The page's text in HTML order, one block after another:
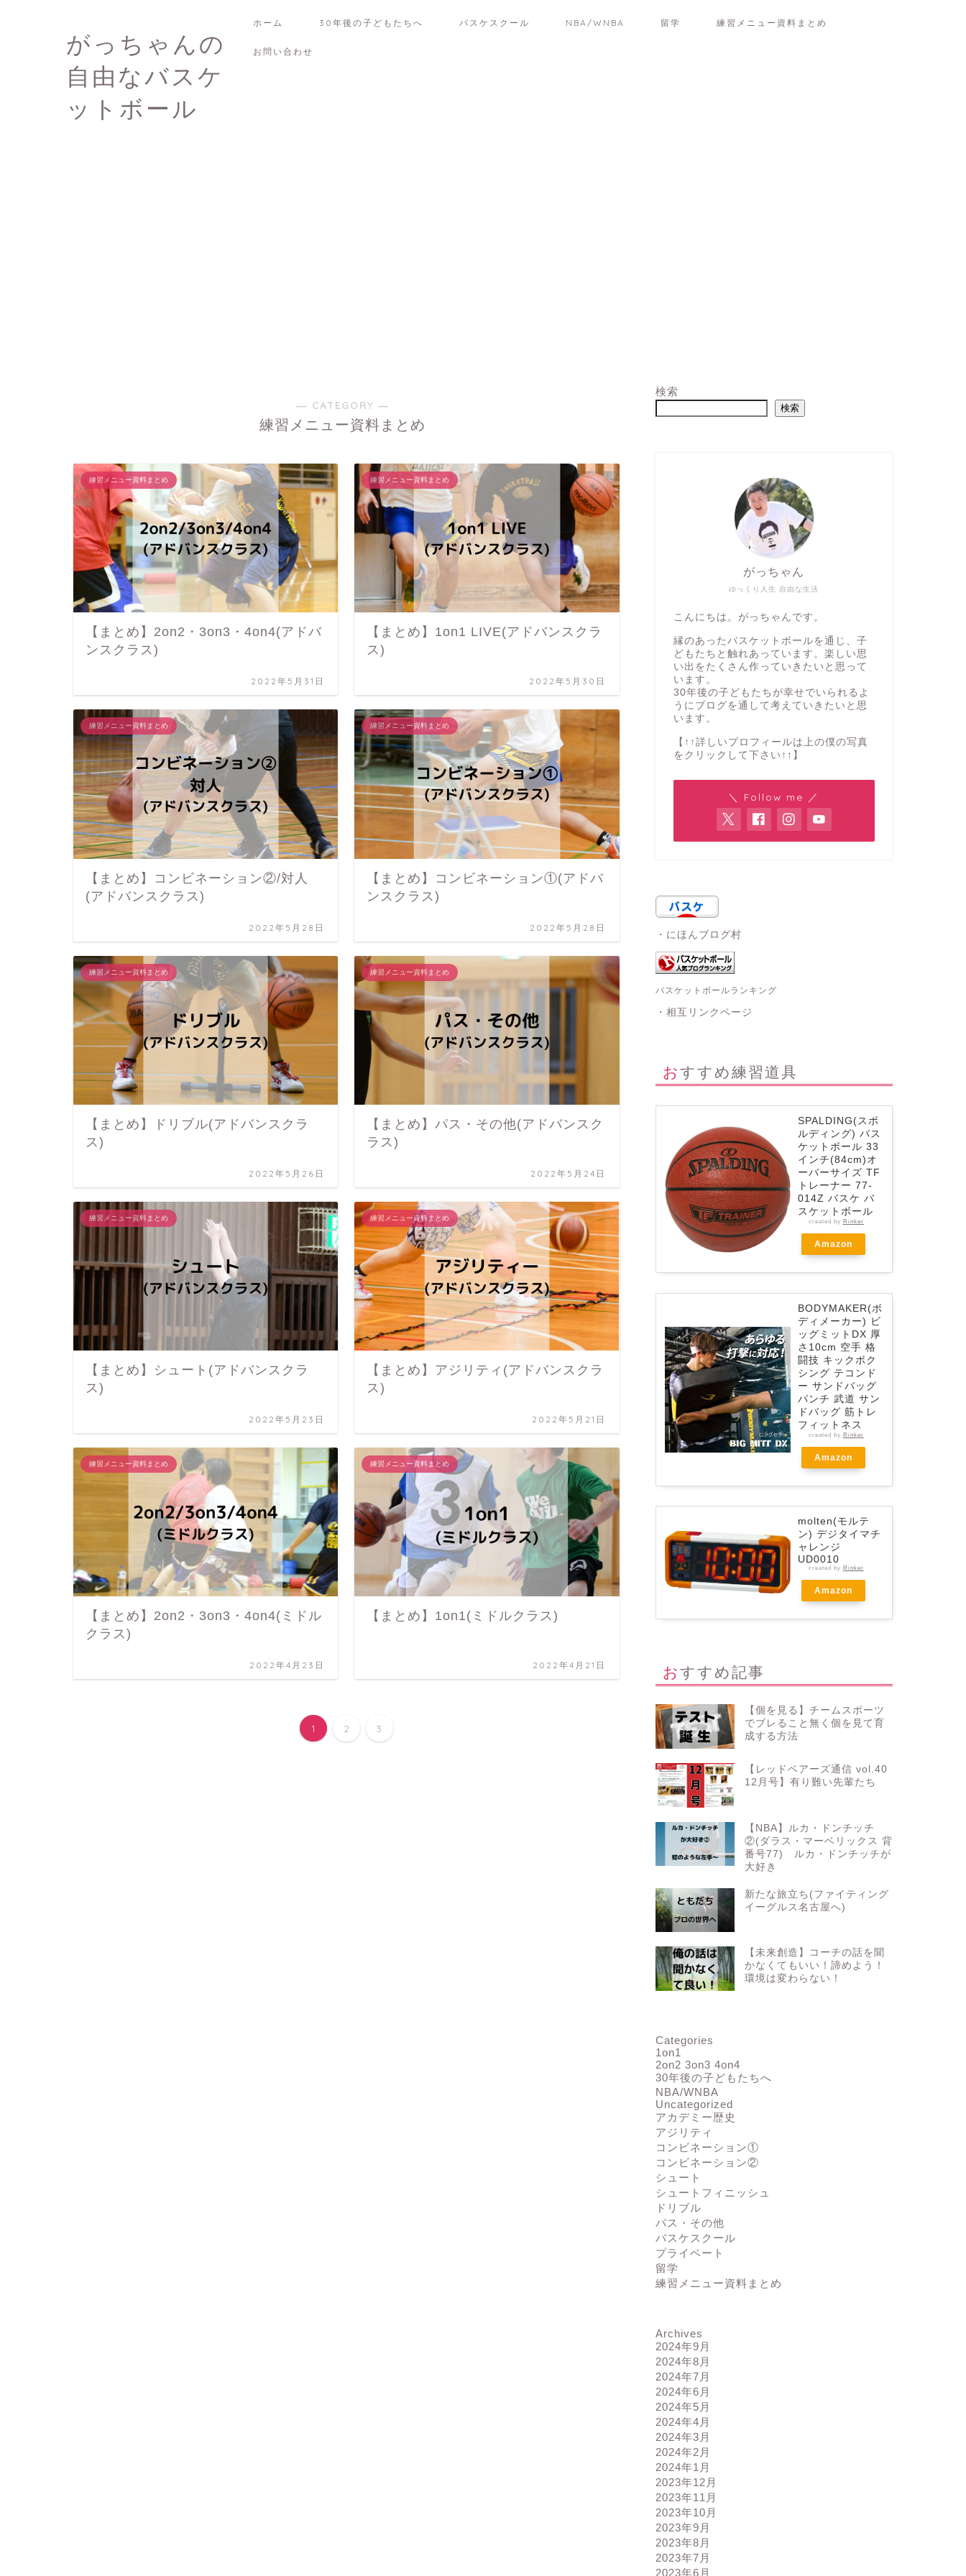
がっちゃんの
自由なバスケ
ットボール
ホーム 30年後の子どもたちへ バスケスクール NBA/WNBA 留学 練習メニュー資料まとめ
お問い合わせ
― CATEGORY ―
練習メニュー資料まとめ
練習メニュー資料まとめ
【まとめ】2on2・3on3・4on4(アドバ
ンスクラス)
2022年5月31日
練習メニュー資料まとめ
【まとめ】1on1 LIVE(アドバンスクラ
ス)
2022年5月30日
練習メニュー資料まとめ
【まとめ】コンビネーション②/対人
(アドバンスクラス)
2022年5月28日
練習メニュー資料まとめ
【まとめ】コンビネーション①(アドバ
ンスクラス)
2022年5月28日
練習メニュー資料まとめ
【まとめ】ドリブル(アドバンスクラ
ス)
2022年5月26日
練習メニュー資料まとめ
【まとめ】パス・その他(アドバンスク
ラス)
2022年5月24日
練習メニュー資料まとめ
【まとめ】シュート(アドバンスクラ
ス)
2022年5月23日
練習メニュー資料まとめ
【まとめ】アジリティ(アドバンスクラ
ス)
2022年5月21日
練習メニュー資料まとめ
【まとめ】2on2・3on3・4on4(ミドル
クラス)
2022年4月23日
練習メニュー資料まとめ
【まとめ】1on1(ミドルクラス)
2022年4月21日
1 2 3
検索
検索
ゆっくり人生 自由な生活
がっちゃん
こんにちは。がっちゃんです。
縁のあったバスケットボールを通じ、子
どもたちと触れあっています。楽しい思
い出をたくさん作っていきたいと思って
います。
30年後の子どもたちが幸せでいられるよ
うにブログを通して考えていきたいと思
います。
【↑↑詳しいプロフィールは上の僕の写真
をクリックして下さい↑↑】
＼ Follow me ／
・にほんブログ村
バスケットボールランキング
・相互リンクページ
おすすめ練習道具
SPALDING(スポ
ルディング) バス
ケットボール 33
インチ(84cm)オ
ーバーサイズ TF
トレーナー 77-
014Z バスケ バ
スケットボール
created by Rinker
Amazon
BODYMAKER(ボ
ディメーカー) ビ
ッグミットDX 厚
さ10cm 空手 格
闘技 キックボク
シング テコンド
ー サンドバッグ
パンチ 武道 サン
ドバッグ 筋トレ
フィットネス
created by Rinker
Amazon
molten(モルテ
ン) デジタイマチ
ャレンジ
UD0010
created by Rinker
Amazon
おすすめ記事
【個を見る】チームスポーツ
でブレること無く個を見て育
成する方法
【レッドベアーズ通信 vol.40
12月号】有り難い先輩たち
【NBA】ルカ・ドンチッチ
②(ダラス・マーベリックス 背
番号77) ルカ・ドンチッチが
大好き
新たな旅立ち(ファイティング
イーグルス名古屋へ)
【未来創造】コーチの話を聞
かなくてもいい！諦めよう！
環境は変わらない！
Categories
1on1
2on2 3on3 4on4
30年後の子どもたちへ
NBA/WNBA
Uncategorized
アカデミー歴史
アジリティ
コンビネーション①
コンビネーション②
シュート
シュートフィニッシュ
ドリブル
パス・その他
バスケスクール
プライベート
留学
練習メニュー資料まとめ
Archives
2024年9月
2024年8月
2024年7月
2024年6月
2024年5月
2024年4月
2024年3月
2024年2月
2024年1月
2023年12月
2023年11月
2023年10月
2023年9月
2023年8月
2023年7月
2023年6月